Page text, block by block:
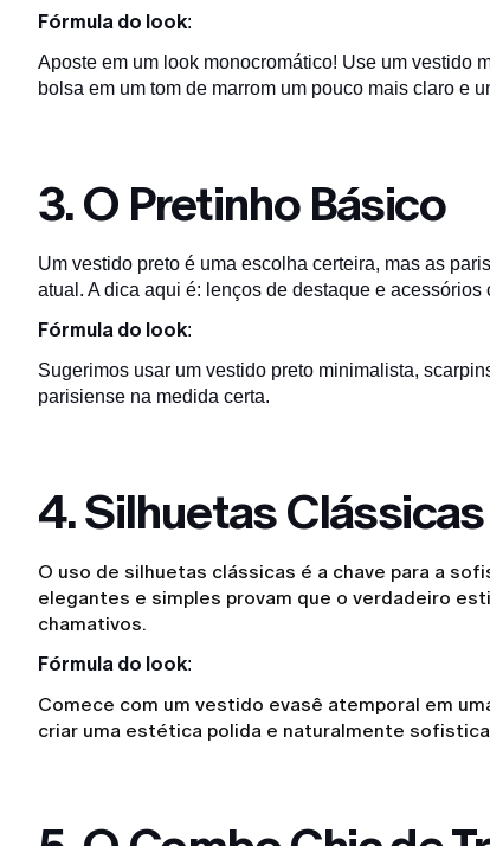
Fórmula do look:
Aposte em um look monocromático! Use um vestido
bolsa em um tom de marrom um pouco mais claro e
3. O Pretinho Básico
Um vestido preto é uma escolha certeira, mas as
atual. A dica aqui é: lenços de destaque e acessórios
Fórmula do look:
Sugerimos usar um vestido preto minimalista,
parisiense na medida certa.
4. Silhuetas
O uso de silhuetas clássicas é a chave para a
elegantes e simples provam que o verdadeiro
chamativos.
Fórmula do look:
Comece com um vestido evasê atemporal em
criar uma estética polida e naturalmente